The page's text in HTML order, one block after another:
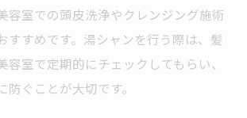
容室での頭皮洗浄やクレンジング施術
すすめです。湯シャンを行う際は、髪
容室で定期的にチェックしてもらい、
防ぐことが大切です。